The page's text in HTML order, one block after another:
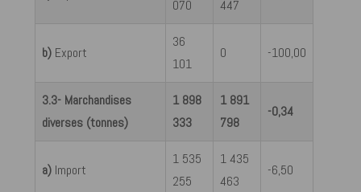
070
447
b) Export
36
101
0 -100,00
3.3- Marchandises
diverses (tonnes)
1 898
333
1 891
798
-0,34
a) Import
1 535
255
1 435
463
-6,50